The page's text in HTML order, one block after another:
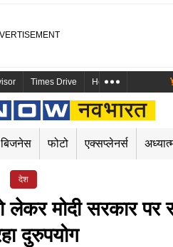
Times Drive Health and Me
बिजनेस फोटो एक्सप्लेनर्स
देश
मोदी सरकार पर
दुरुपयोग